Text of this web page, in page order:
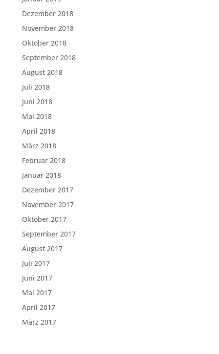
Dezember 2018
November 2018
Oktober 2018
September 2018
August 2018
Juli 2018
Juni 2018
Mai 2018
April 2018
März 2018
Februar 2018
Januar 2018
Dezember 2017
November 2017
Oktober 2017
September 2017
August 2017
Juli 2017
Juni 2017
Mai 2017
April 2017
März 2017